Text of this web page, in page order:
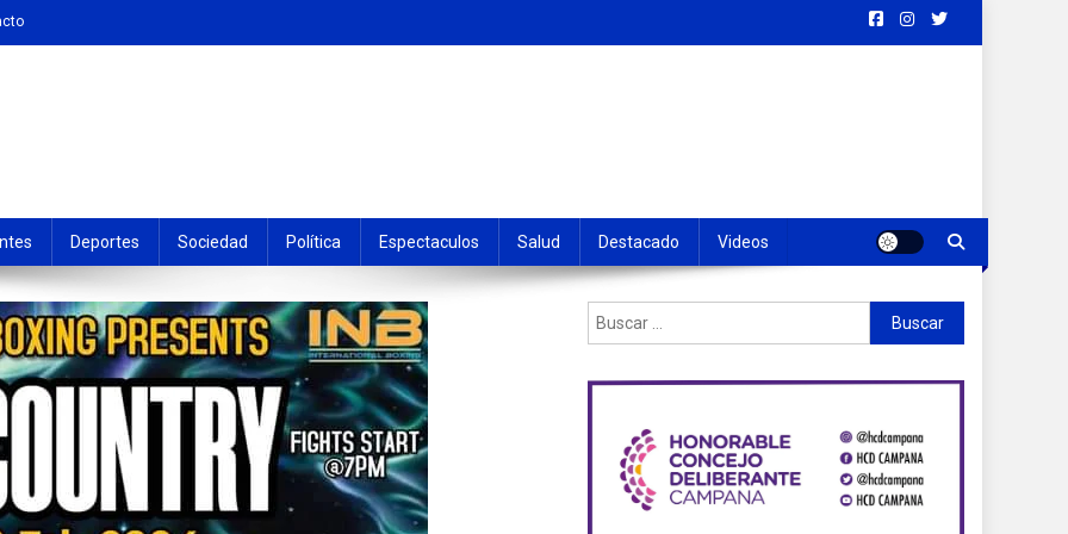
Deportes Sociedad Política Espectaculos Salud Destacado Videos
Buscar: